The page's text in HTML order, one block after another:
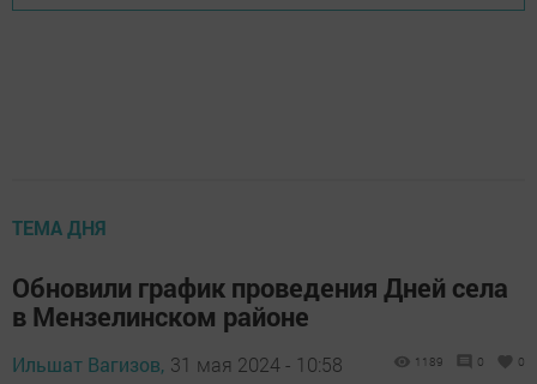
ТЕМА ДНЯ
Обновили график проведения Дней села
в Мензелинском районе
Ильшат Вагизов, 31 мая 2024 - 10:58 1189 0 0